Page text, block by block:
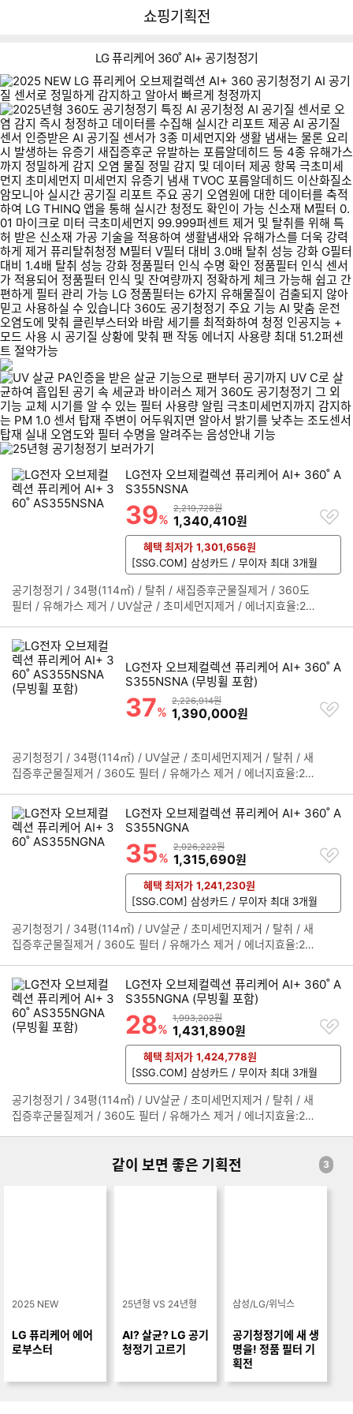
다나와
쇼핑기획전
LG 퓨리케어 360˚ AI+ 공기청정기
LG전자 오브제컬렉션 퓨리케어 AI+ 360˚ A
S355NSNA
할인률
39%
상품금액
2,219,728원
할인금액
1,340,410원
찜
하
기
혜택 최저가 1,301,656원
[SSG.COM] 삼성카드 / 무이자 최대 3개월
공기청정기 / 34평(114㎡) / 탈취 / 새집증후군물질제거 / 360도
필터 / 유해가스 제거 / UV살균 / 초미세먼지제거 / 에너지효율:2등
/ 자동 / 아기 / 펫 / 클린부스터 / M필터탑재 / AI공기질센서 / 정품
필터인식센서 / 필터수명센서 / [편의] / 자체기기점검 / UP가전 / L
G ThinQ / 음성안내 / 필터점검/교체알림 / 버튼잠금 / 풍량조절 /
청정도표시 / 리모컨 / 타이머 / 미세먼지농도표시 / [인증] / PA인
증 / BAF인증 / CA인증 / AI+인증 / [규격] / 소비전력:80W / 무게:
20.8kg / 크기(가로x세로x깊이):377x1100x377mm
펼
LG전자 오브제컬렉션 퓨리케어 AI+ 360˚ A
S355NSNA (무빙휠 포함)
할인률
37%
상품금액
2,226,914원
할인금액
1,390,000원
찜
하
공기청정기 / 34평(114㎡) / UV살균 / 초미세먼지제거 / 탈취 / 새
집증후군물질제거 / 360도 필터 / 유해가스 제거 / 에너지효율:2등
/ 자동 / 아기 / 펫 / 클린부스터 / M필터탑재 / AI공기질센서 / 정품
필터인식센서 / 필터수명센서 / [편의] / 자체기기점검 / UP가전 / L
G ThinQ / 음성안내 / 필터점검/교체알림 / 버튼잠금 / 풍량조절 /
청정도표시 / 리모컨 / 타이머 / 미세먼지농도표시 / 이동식바퀴 /
[인증] / PA인증 / BAF인증 / CA인증 / AI+인증 / [규격] / 소비전
력:80W / 무게:20.8kg / 크기(가로x세로x깊이):377x1100x377
펼
LG전자 오브제컬렉션 퓨리케어 AI+ 360˚ A
S355NGNA
할인률
35%
상품금액
2,026,222원
할인금액
1,315,690원
찜
하
기
혜택 최저가 1,241,230원
[SSG.COM] 삼성카드 / 무이자 최대 3개월
공기청정기 / 34평(114㎡) / UV살균 / 초미세먼지제거 / 탈취 / 새
집증후군물질제거 / 360도 필터 / 유해가스 제거 / 에너지효율:2등
/ 자동 / 아기 / 펫 / UV공기살균 / UV팬살균 / 클린부스터 / M필터
탑재 / AI공기질센서 / 정품필터인식센서 / 필터수명센서 / [편의] /
자체기기점검 / UP가전 / LG ThinQ / 음성안내 / 필터점검/교체알
림 / 버튼잠금 / 풍량조절 / 청정도표시 / 리모컨 / 타이머 / 미세먼
지농도표시 / [인증] / PA인증 / BAF인증 / CA인증 / AI+인증 / [규
격] / 소비전력:80W / 무게:20.8kg / 크기(가로x세로x깊이):377x
펼
LG전자 오브제컬렉션 퓨리케어 AI+ 360˚ A
S355NGNA (무빙휠 포함)
할인률
28%
상품금액
1,993,202원
할인금액
1,431,890원
찜
하
기
혜택 최저가 1,424,778원
[SSG.COM] 삼성카드 / 무이자 최대 3개월
공기청정기 / 34평(114㎡) / UV살균 / 초미세먼지제거 / 탈취 / 새
집증후군물질제거 / 360도 필터 / 유해가스 제거 / 에너지효율:2등
서 / [편의] / LG ThinQ / 음성안내 / 필터점검/교체알림 / 자체기기
펼
같이 보면 좋은 기획전 3
2025 NEW
LG 퓨리케어 에어
로부스터
25년형 VS 24년형
AI? 살균? LG 공기
청정기 고르기
삼성/LG/위닉스
공기청정기에 새 생
명을! 정품 필터 기
획전